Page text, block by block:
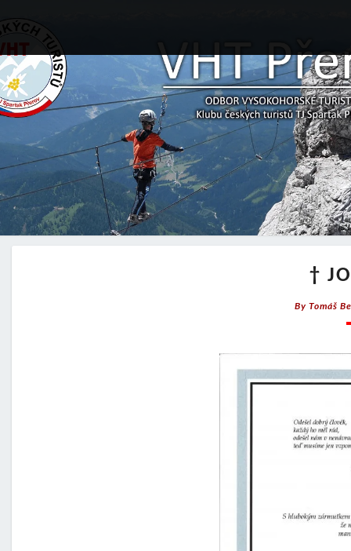
†
By Tomáš